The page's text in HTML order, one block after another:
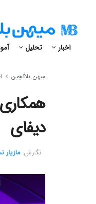
اخبار تحلیل
میهن بلاکچین
دیفای
نگارش:‌ مازیار